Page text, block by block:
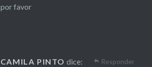
por favor
CAMILA PINTO dice: Responder